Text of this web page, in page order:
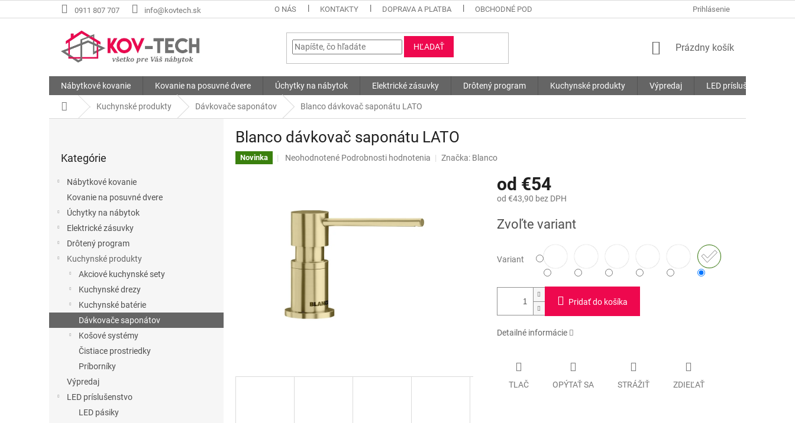
na
0911 807 707 info@kovtech.sk O NÁS KONTAKTY DOPRAVA A PLATBA OBCHODNÉ PODMIENKY SÚBORY COOKIES
Prihlásenie
HĽADAŤ
NÁKUPNÝ
Prázdny košík
Nábytkové kovanie Kovanie na posuvné dvere Úchytky na nábytok Elektrické zásuvky Drôtený program Kuchynské produkty Výpredaj LED príslušenstvo
DomovKuchynské produkty Dávkovače saponátov Blanco dávkovač saponátu LATO
kategórie
Kategórie
Nábytkové kovanie
Kovanie na posuvné dvere
Úchytky na nábytok
Elektrické zásuvky
Drôtený program
Kuchynské produkty
Akciové kuchynské sety
Kuchynské drezy
Kuchynské batérie
Dávkovače saponátov
Košové systémy
Čistiace prostriedky
Príborníky
Výpredaj
LED príslušenstvo
LED pásiky
Blanco dávkovač saponátu LATO
Novinka
Priemerné
Neohodnotené Podrobnosti hodnotenia Značka: Blanco
od €54
od €43,90 bez DPH
cena:
Zvoľte variant
Variant
Pridať do košíka
Detailné informácie
TLAČ OPÝTAŤ SA STRÁŽIŤ ZDIEĽAŤ